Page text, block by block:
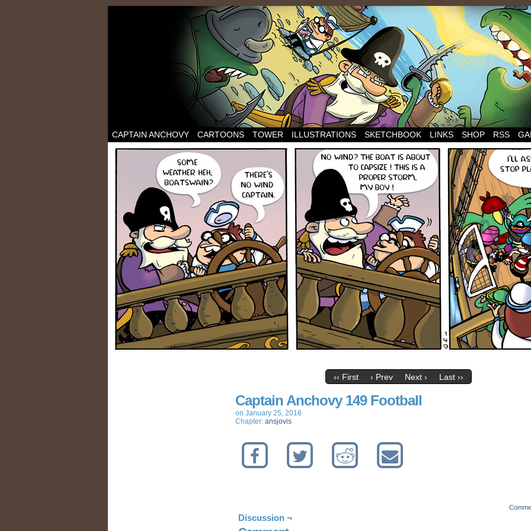
CAPTAIN ANCHOVY CARTOONS TOWER ILLUSTRATIONS SKETCHBOOK LINKS SHOP RSS
‹‹ First ‹ Prev Next › Last ››
Captain Anchovy 149 Football
on January 25, 2016
Chapter: ansjovis
Discussion ¬